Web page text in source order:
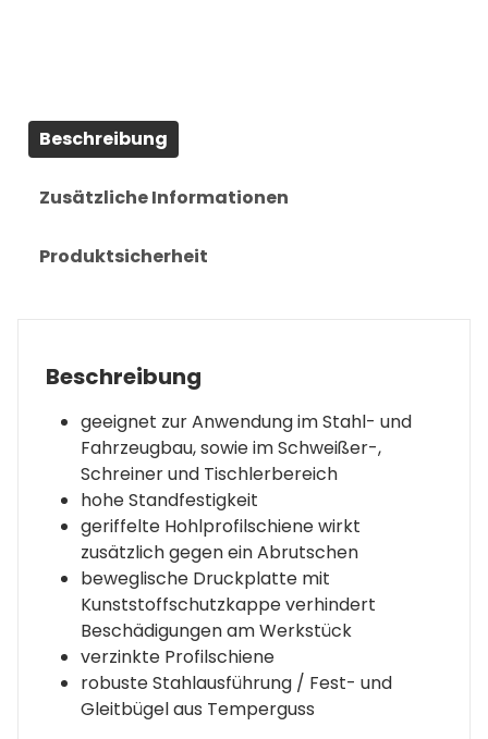
Beschreibung
Zusätzliche Informationen
Produktsicherheit
Beschreibung
geeignet zur Anwendung im Stahl- und
Fahrzeugbau, sowie im Schweißer-,
Schreiner und Tischlerbereich
hohe Standfestigkeit
geriffelte Hohlprofilschiene wirkt
zusätzlich gegen ein Abrutschen
beweglische Druckplatte mit
Kunststoffschutzkappe verhindert
Beschädigungen am Werkstück
verzinkte Profilschiene
robuste Stahlausführung / Fest- und
Gleitbügel aus Temperguss